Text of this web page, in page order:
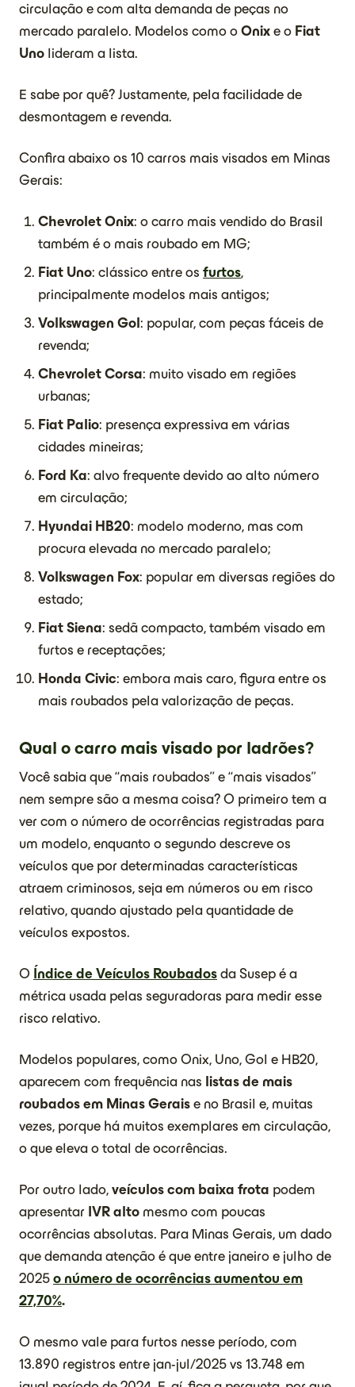
circulação e com alta demanda de peças no
mercado paralelo. Modelos como o Onix e o Fiat
Uno lideram a lista.
E sabe por quê? Justamente, pela facilidade de
desmontagem e revenda.
Confira abaixo os 10 carros mais visados em Minas
Gerais:
Chevrolet Onix: o carro mais vendido do Brasil
também é o mais roubado em MG;
Fiat Uno: clássico entre os furtos,
principalmente modelos mais antigos;
Volkswagen Gol : popular, com peças fáceis de
revenda;
Chevrolet Corsa: muito visado em regiões
urbanas;
Fiat Palio: presença expressiva em várias
cidades mineiras;
Ford Ka: alvo frequente devido ao alto número
em circulação;
Hyundai HB20: modelo moderno, mas com
procura elevada no mercado paralelo;
Volkswagen Fox: popular em diversas regiões do
estado;
Fiat Siena: sedã compacto, também visado em
furtos e receptações;
Honda Civic: embora mais caro, figura entre os
mais roubados pela valorização de peças.
Qual o carro mais visado por ladrões?
Você sabia que “mais roubados” e “mais visados”
nem sempre são a mesma coisa? O primeiro tem a
ver com o número de ocorrências registradas para
um modelo, enquanto o segundo descreve os
veículos que por determinadas características
atraem criminosos, seja em números ou em risco
relativo, quando ajustado pela quantidade de
veículos expostos.
O Índice de Veículos Roubados da Susep é a
métrica usada pelas seguradoras para medir esse
risco relativo.
Modelos populares, como Onix, Uno, Gol e HB20,
aparecem com frequência nas listas de mais
roubados em Minas Gerais e no Brasil e, muitas
vezes, porque há muitos exemplares em circulação,
o que eleva o total de ocorrências.
Por outro lado, veículos com baixa frota podem
apresentar IVR alto mesmo com poucas
ocorrências absolutas. Para Minas Gerais, um dado
que demanda atenção é que entre janeiro e julho de
2025 o número de ocorrências aumentou em
27,70%.
O mesmo vale para furtos nesse período, com
13.890 registros entre jan-jul/2025 vs 13.748 em